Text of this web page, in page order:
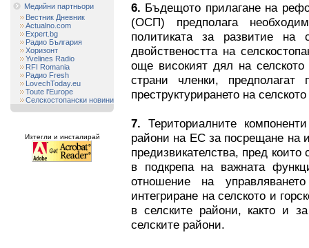
Медийни партньори
Вестник Дневник
Actualno.com
Expert.bg
Радио България
Хоризонт
Yvelines Radio
RFI Romania
Радио Fresh
LovechToday.eu
Toute l'Europe
Селскостопански новини
Изтегли и инсталирай
6. Бъдещото прилагане на
(ОСП) предполага
политиката за развитие
двойствеността на
още високият дял на селското
страни членки,
преструктурирането на
7. Териториалните
райони на ЕС за посрещане на
предизвикателства, пред
в подкрепа на важната
отношение на
интегриране на селското и
в селските райони, както и
селските райони.